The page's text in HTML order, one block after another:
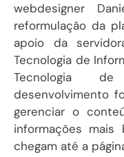
webdesigner
reformulação da
apoio da
Tecnologia de
Tecnologia
desenvolvimento
gerenciar o
informações mais
chegam até a